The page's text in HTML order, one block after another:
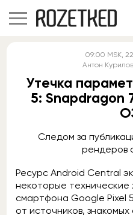
09:00 MSK,
Антон Курилов
Утечка
5: Snapdragon
Следом за
рендеров
Ресурс Android Central
некоторые технические
смартфона Google Pixel
от источников,